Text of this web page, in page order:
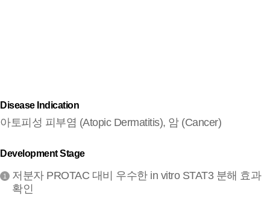
Disease Indication
아토피성 피부염 (Atopic Dermatitis), 암 (Cancer)
Development Stage
1
저분자 PROTAC 대비 우수한 in vitro STAT3 분해 효과
확인